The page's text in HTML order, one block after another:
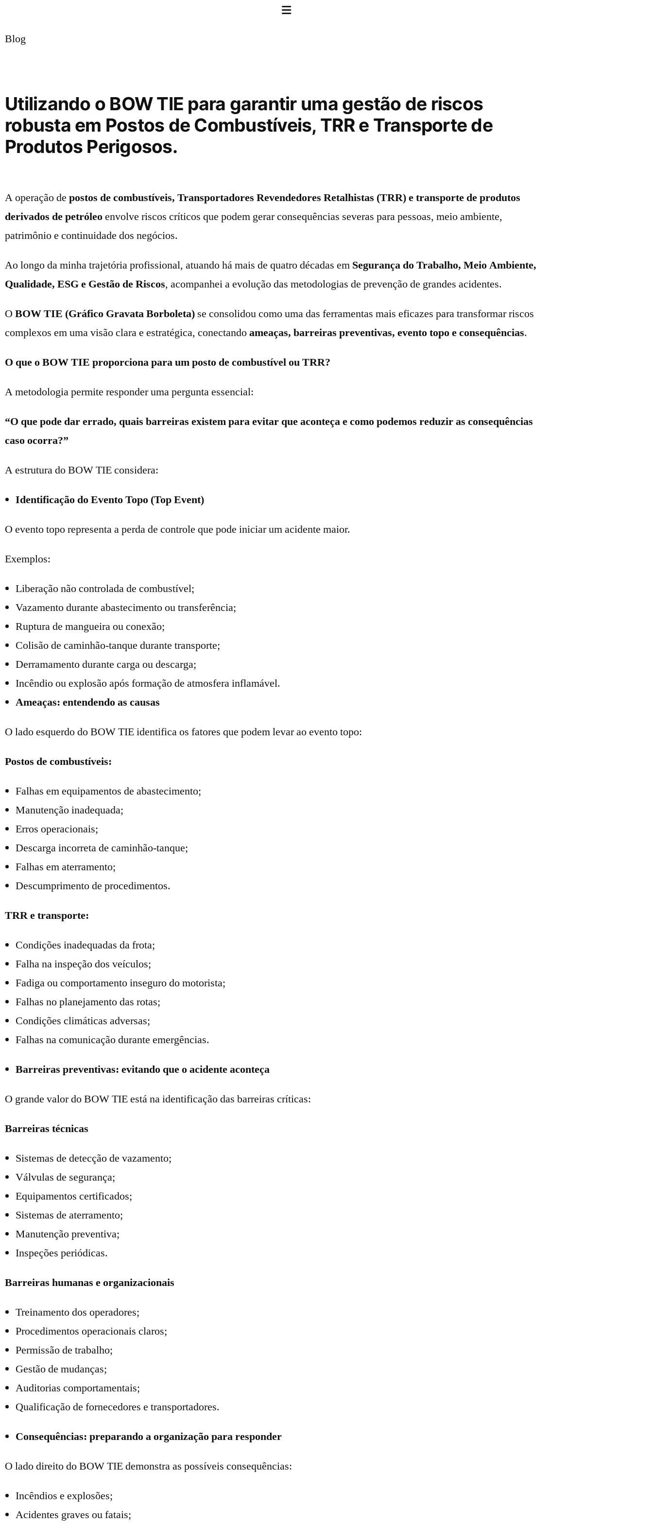
Blog
Utilizando o BOW TIE para garantir uma gestão de riscos
robusta em Postos de Combustíveis, TRR e Transporte de
Produtos Perigosos.
A operação de postos de combustíveis, Transportadores Revendedores Retalhistas (TRR) e transporte de produtos
derivados de petróleoenvolve riscos críticos que podem gerar consequências severas para pessoas, meio ambiente,
patrimônio e continuidade dos negócios.
Ao longo da minha trajetória profissional, atuando há mais de quatro décadas em Segurança do Trabalho, Meio Ambiente,
Qualidade, ESG e Gestão de Riscos, acompanhei a evolução das metodologias de prevenção de grandes acidentes.
O BOW TIE (Gráfico Gravata Borboleta) se consolidou como uma das ferramentas mais eficazes para transformar riscos
complexos em uma visão clara e estratégica, conectandoameaças, barreiras preventivas, evento topo e consequências.
O que o BOW TIE proporciona para um posto de combustível ou TRR?
A metodologia permite responder uma pergunta essencial:
“O que pode dar errado, quais barreiras existem para evitar que aconteça e como podemos reduzir as consequências
caso ocorra?”
A estrutura do BOW TIE considera:
Identificação do Evento Topo (Top Event)
O evento topo representa a perda de controle que pode iniciar um acidente maior.
Exemplos:
Liberação não controlada de combustível;
Vazamento durante abastecimento ou transferência;
Ruptura de mangueira ou conexão;
Colisão de caminhão-tanque durante transporte;
Derramamento durante carga ou descarga;
Incêndio ou explosão após formação de atmosfera inflamável.
Ameaças: entendendo as causas
O lado esquerdo do BOW TIE identifica os fatores que podem levar ao evento topo:
Postos de combustíveis:
Falhas em equipamentos de abastecimento;
Manutenção inadequada;
Erros operacionais;
Descarga incorreta de caminhão-tanque;
Falhas em aterramento;
Descumprimento de procedimentos.
TRR e transporte:
Condições inadequadas da frota;
Falha na inspeção dos veículos;
Fadiga ou comportamento inseguro do motorista;
Falhas no planejamento das rotas;
Condições climáticas adversas;
Falhas na comunicação durante emergências.
Barreiras preventivas: evitando que o acidente aconteça
O grande valor do BOW TIE está na identificação das barreiras críticas:
Barreiras técnicas
Sistemas de detecção de vazamento;
Válvulas de segurança;
Equipamentos certificados;
Sistemas de aterramento;
Manutenção preventiva;
Inspeções periódicas.
Barreiras humanas e organizacionais
Treinamento dos operadores;
Procedimentos operacionais claros;
Permissão de trabalho;
Gestão de mudanças;
Auditorias comportamentais;
Qualificação de fornecedores e transportadores.
Consequências: preparando a organização para responder
O lado direito do BOW TIE demonstra as possíveis consequências:
Incêndios e explosões;
Acidentes graves ou fatais;